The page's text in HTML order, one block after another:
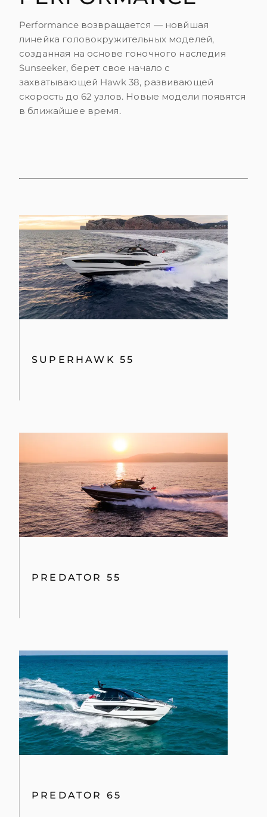
Performance возвращается — новйшая
линейка головокружительных моделей,
созданная на основе гоночного наследия
Sunseeker, берет свое начало с
захватывающей Hawk 38, развивающей
скорость до 62 узлов. Новые модели появятся
в ближайшее время.
SUPERHAWK 55
PREDATOR 55
PREDATOR 65